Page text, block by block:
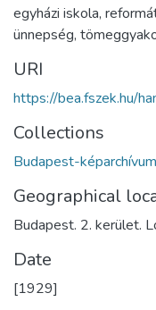
egyházi iskola,
ünnepség,
URI
https://bea.fszek.hu/
Collections
Budapest-képarchívum
Geographical
Budapest. 2. kerület.
Date
[1929]